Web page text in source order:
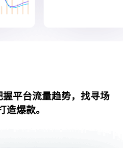
平台流量趋势，找寻场
爆款。